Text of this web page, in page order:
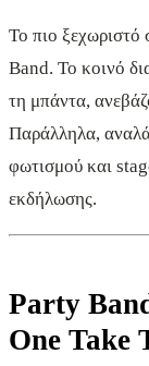
Το πιο ξεχωριστό
Band. Το κοινό
τη μπάντα,
Παράλληλα,
φωτισμού και
εκδήλωσης.
Party
One Take